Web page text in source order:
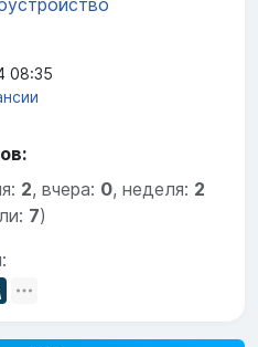
08:35
2, вчера: 0, неделя: 2
7)